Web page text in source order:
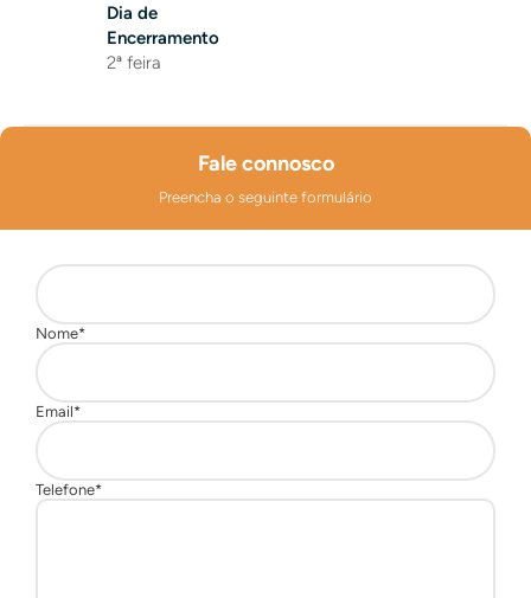
Dia de
Encerramento
2ª feira
Fale connosco
Preencha o seguinte formulário